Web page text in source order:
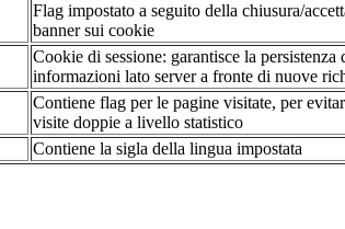
Flag impostato a seguito della chiusura/
banner sui cookie
Cookie di sessione: garantisce la persistenza
informazioni lato server a fronte di nuove
Contiene flag per le pagine visitate, per
visite doppie a livello statistico
Contiene la sigla della lingua impostata